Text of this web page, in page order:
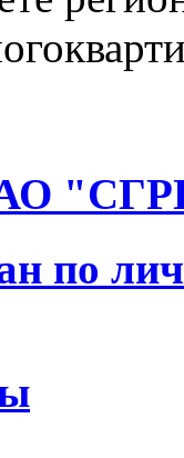
АО
по